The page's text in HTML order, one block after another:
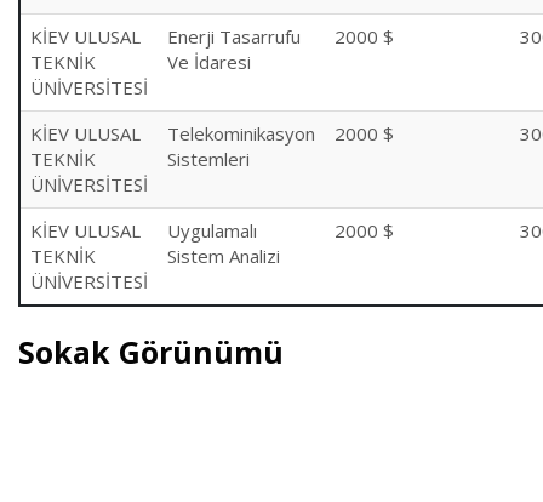
KİEV ULUSAL
TEKNİK
ÜNİVERSİTESİ
Enerji Tasarrufu
Ve İdaresi
2000 $
KİEV ULUSAL
TEKNİK
ÜNİVERSİTESİ
Telekominikasyon
Sistemleri
2000 $
KİEV ULUSAL
TEKNİK
ÜNİVERSİTESİ
Uygulamalı
Sistem Analizi
2000 $
Sokak Görünümü